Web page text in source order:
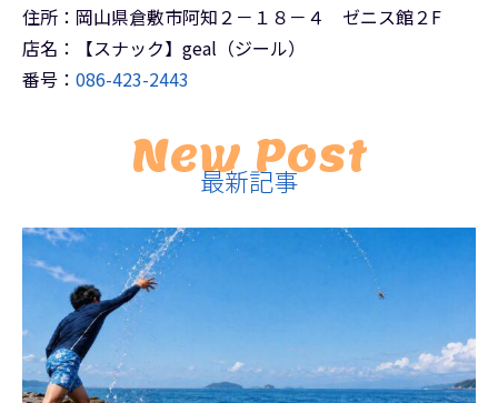
住所：岡山県倉敷市阿知２－１８－４ ゼニス館２F
店名：【スナック】geal（ジール）
番号： 086-423-2443
New Post
最新記事